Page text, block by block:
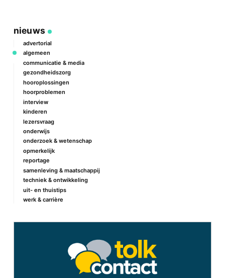
nieuws
advertorial
algemeen
communicatie & media
gezondheidszorg
hooroplossingen
hoorproblemen
interview
kinderen
lezersvraag
onderwijs
onderzoek & wetenschap
opmerkelijk
reportage
samenleving & maatschappij
techniek & ontwikkeling
uit- en thuistips
werk & carrière